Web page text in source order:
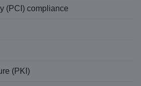
(PCI) compliance
(PKI)